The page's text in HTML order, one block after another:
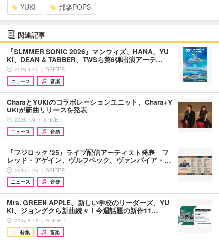
YUKI 邦楽POPS
関連記事
『SUMMER SONIC 2026』マンウィズ、HANA、YU
KI、DEAN & TABBER、TWSら第6弾出演アーテ…
2026.4.17 ｜ SPICER
ニュース
音楽
CharaとYUKIのコラボレーションユニット、Chara+Y
UKIが新曲リリースを発表
2026.1.9 ｜ SPICER
ニュース
音楽
『フジロック '25』ライブ配信アーティスト発表 フ
レッド・アゲイン、ヴルフペック、ヴァンパイア・…
2025.7.23 ｜ SPICER
ニュース
音楽
Mrs. GREEN APPLE、新しい学校のリーダーズ、YU
KI、ジョングクら新曲続々！今週話題の新作11…
2024.6.12 ｜ SPICER
特集
音楽